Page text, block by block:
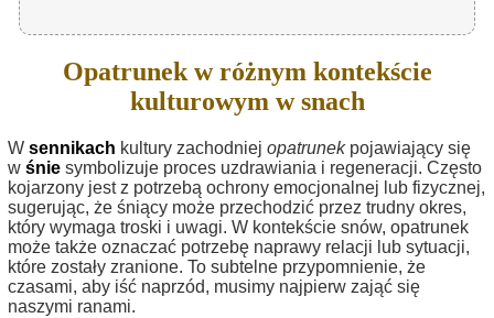
Opatrunek w różnym kontekście
kulturowym w snach
W sennikach kultury zachodniej opatrunekpojawiający się
w śnie symbolizuje proces uzdrawiania i regeneracji. Często
kojarzony jest z potrzebą ochrony emocjonalnej lub fizycznej,
sugerując, że śniący może przechodzić przez trudny okres,
który wymaga troski i uwagi. W kontekście snów, opatrunek
może także oznaczać potrzebę naprawy relacji lub sytuacji,
które zostały zranione. To subtelne przypomnienie, że
czasami, aby iść naprzód, musimy najpierw zająć się
naszymi ranami.